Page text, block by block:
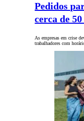
Pedidos
cerca de
As empresas em crise
trabalhadores com